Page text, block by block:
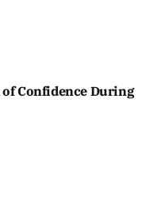
Confidence During